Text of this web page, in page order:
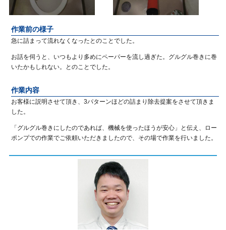
作業前の様子
急に詰まって流れなくなったとのことでした。
お話を伺うと、いつもより多めにペーパーを流し過ぎた。グルグル巻きに巻
いたかもしれない。とのことでした。
作業内容
お客様に説明させて頂き、3パターンほどの詰まり除去提案をさせて頂きま
した。
「グルグル巻きにしたのであれば、機械を使ったほうが安心」と伝え、ロー
ポンプでの作業でご依頼いただきましたので、その場で作業を行いました。